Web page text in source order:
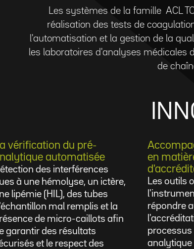
Les systèmes de la famille ACL
réalisation des tests de
l'automatisation et la gestion de la
les laboratoires d'analyses médicales
de
vérification du pré-
automatisée
des interférences
à une hémolyse, un ictère,
lipémie (HIL), des tubes
mal remplis et la
de micro-caillots afin
garantir des résultats
et le respect des
en
Les outils
répondre
analytique